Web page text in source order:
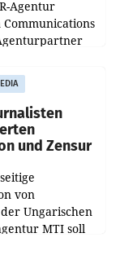
Agentur
baut die
und Zensur
von
Ungarischen
MTI soll